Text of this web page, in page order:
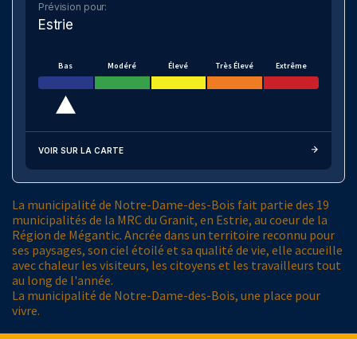
Prévision pour:
Estrie
Bas Modéré Élevé Très Élevé Extrême
VOIR SUR LA CARTE
La municipalité de Notre-Dame-des-Bois fait partie des 19
municipalités de la MRC du Granit, en Estrie, au coeur de la
Région de Mégantic. Ancrée dans un territoire reconnu pour
ses paysages, son ciel étoilé et sa qualité de vie, elle accueille
avec chaleur les visiteurs, les citoyens et les travailleurs tout
au long de l'année.
La municipalité de Notre-Dame-des-Bois, une place pour
vivre.